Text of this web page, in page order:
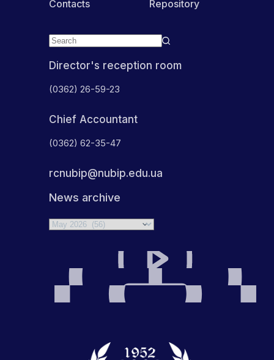
Director's reception room
(0362) 26-59-23
Chief Accountant
(0362) 62-35-47
rcnubip@nubip.edu.ua
News archive
Archives
Contacts
Repository